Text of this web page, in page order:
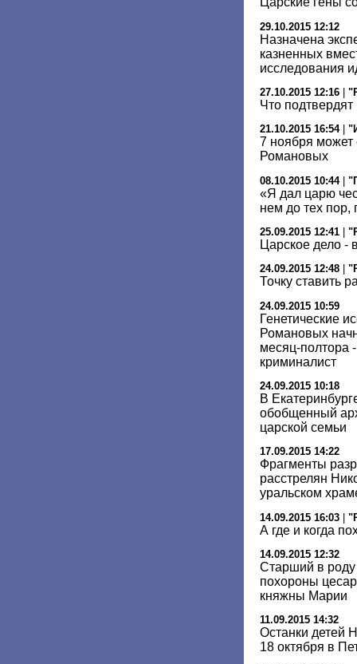
29.10.2015 12:12
Назначена
казненных
исследования
27.10.2015 12:16
Что
21.10.2015 16:54|
7 ноября может
Романовых
08.10.2015 10:44|
«Я дал царю
нем до тех пор,
25.09.2015 12:41
Царское дело -
24.09.2015 12:48
Точку ставить
24.09.2015 10:59
Генетические
Романовых
месяц-полтора
криминалист
24.09.2015 10:18
В
обобщенный
царской семьи
17.09.2015 14:22
Фрагменты
расстрелян
уральском
14.09.2015 16:03 |
А где и когда
14.09.2015 12:32
Старший в
похороны
княжны Марии
11.09.2015 14:32
Останки детей
18 октября в